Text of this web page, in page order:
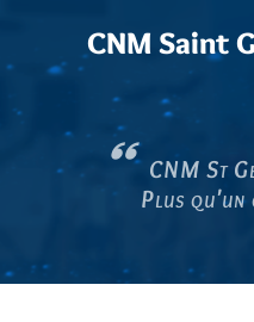
CNM Saint
CNM St
Plus qu'un